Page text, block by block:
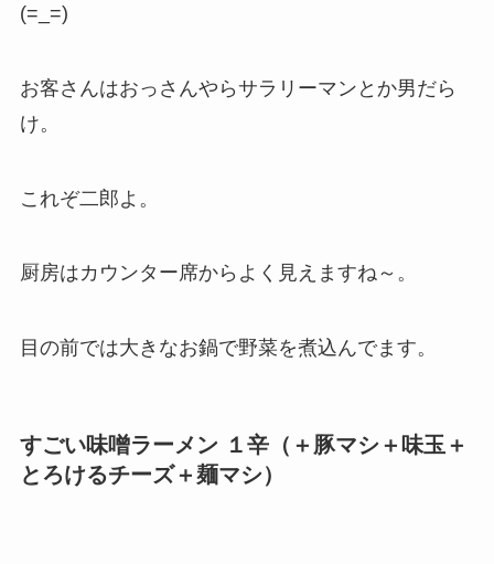
(=_=)
お客さんはおっさんやらサラリーマンとか男だら
け。
これぞ二郎よ。
厨房はカウンター席からよく見えますね～。
目の前では大きなお鍋で野菜を煮込んでます。
すごい味噌ラーメン １辛（＋豚マシ＋味玉＋
とろけるチーズ＋麺マシ）